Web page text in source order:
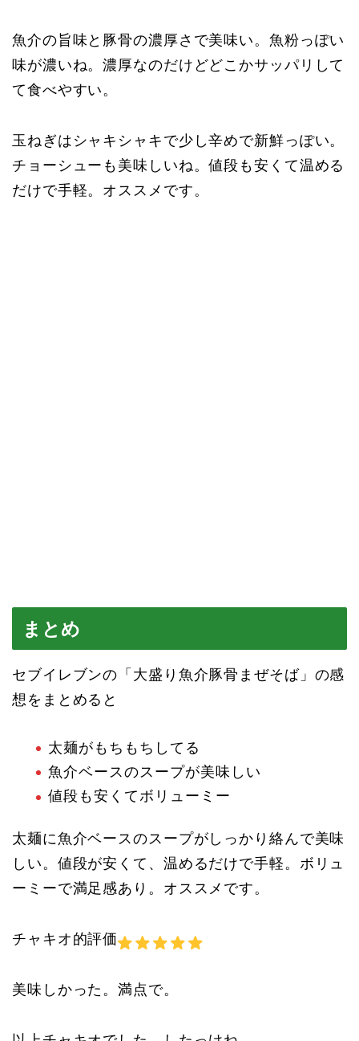
魚介の旨味と豚骨の濃厚さで美味い。魚粉っぽい
味が濃いね。濃厚なのだけどどこかサッパリして
て食べやすい。
玉ねぎはシャキシャキで少し辛めで新鮮っぽい。
チョーシューも美味しいね。値段も安くて温める
だけで手軽。オススメです。
まとめ
セブイレブンの「大盛り魚介豚骨まぜそば」の感
想をまとめると
太麺がもちもちしてる
魚介ベースのスープが美味しい
値段も安くてボリューミー
太麺に魚介ベースのスープがしっかり絡んで美味
しい。値段が安くて、温めるだけで手軽。ボリュ
ーミーで満足感あり。オススメです。
チャキオ的評価
美味しかった。満点で。